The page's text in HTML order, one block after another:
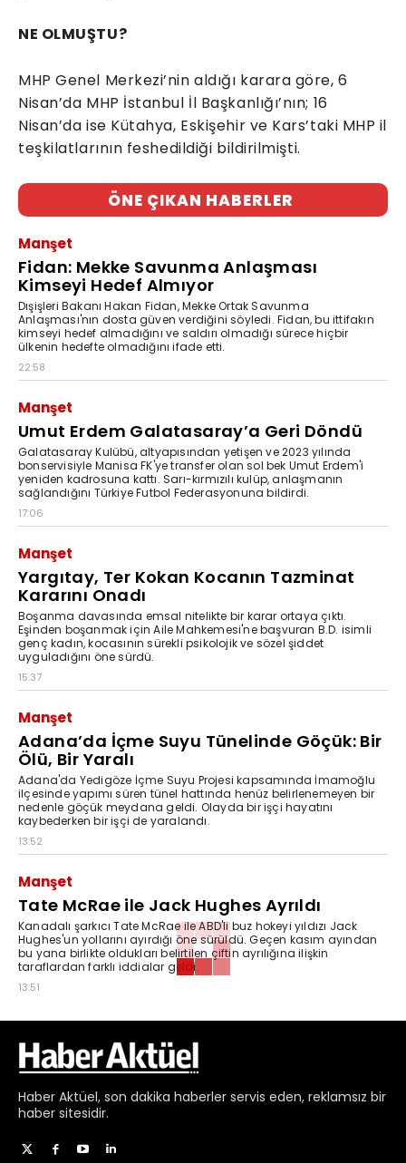
NE OLMUŞTU?
MHP Genel Merkezi’nin aldığı karara göre, 6
Nisan’da MHP İstanbul İl Başkanlığı’nın; 16
Nisan’da ise Kütahya, Eskişehir ve Kars’taki MHP il
teşkilatlarının feshedildiği bildirilmişti.
ÖNE ÇIKAN HABERLER
Manşet
Fidan: Mekke Savunma Anlaşması
Kimseyi Hedef Almıyor
Dışişleri Bakanı Hakan Fidan, Mekke Ortak Savunma
Anlaşması'nın dosta güven verdiğini söyledi. Fidan, bu ittifakın
kimseyi hedef almadığını ve saldırı olmadığı sürece hiçbir
ülkenin hedefte olmadığını ifade etti.
22:58
Manşet
Umut Erdem Galatasaray’a Geri Döndü
Galatasaray Kulübü, altyapısından yetişen ve 2023 yılında
bonservisiyle Manisa FK'ye transfer olan sol bek Umut Erdem'i
yeniden kadrosuna kattı. Sarı-kırmızılı kulüp, anlaşmanın
sağlandığını Türkiye Futbol Federasyonuna bildirdi.
17:06
Manşet
Yargıtay, Ter Kokan Kocanın Tazminat
Kararını Onadı
Boşanma davasında emsal nitelikte bir karar ortaya çıktı.
Eşinden boşanmak için Aile Mahkemesi'ne başvuran B.D. isimli
genç kadın, kocasının sürekli psikolojik ve sözel şiddet
uyguladığını öne sürdü.
15:37
Manşet
Adana’da İçme Suyu Tünelinde Göçük: Bir
Ölü, Bir Yaralı
Adana'da Yedigöze İçme Suyu Projesi kapsamında İmamoğlu
ilçesinde yapımı süren tünel hattında henüz belirlenemeyen bir
nedenle göçük meydana geldi. Olayda bir işçi hayatını
kaybederken bir işçi de yaralandı.
13:52
Manşet
Tate McRae ile Jack Hughes Ayrıldı
Kanadalı şarkıcı Tate McRae ile ABD'li buz hokeyi yıldızı Jack
Hughes'un yollarını ayırdığı öne sürüldü. Geçen kasım ayından
bu yana birlikte oldukları belirtilen çiftin ayrılığına ilişkin
taraflardan farklı iddialar geldi.
13:51
Haber Aktüel, son dakika haberler servis eden, reklamsız bir
haber sitesidir.